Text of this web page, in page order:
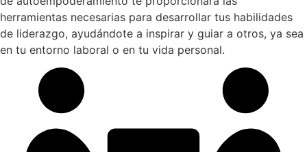
herramientas necesarias para desarrollar tus habilidades
de liderazgo, ayudándote a inspirar y guiar a otros, ya sea
en tu entorno laboral o en tu vida personal.